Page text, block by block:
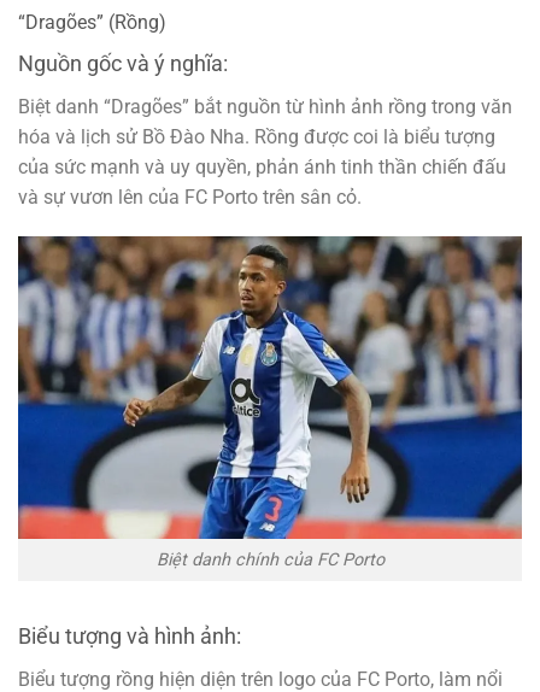
“Dragões” (Rồng)
Nguồn gốc và ý nghĩa:
Biệt danh “Dragões” bắt nguồn từ hình ảnh rồng trong văn
hóa và lịch sử Bồ Đào Nha. Rồng được coi là biểu tượng
của sức mạnh và uy quyền, phản ánh tinh thần chiến đấu
và sự vươn lên của FC Porto trên sân cỏ.
Biệt danh chính của FC Porto
Biểu tượng và hình ảnh:
Biểu tượng rồng hiện diện trên logo của FC Porto, làm nổi